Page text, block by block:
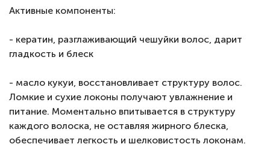
Активные компоненты:
- кератин, разглаживающий чешуйки волос, дарит
гладкость и блеск
- масло кукуи, восстановливает структуру волос.
Ломкие и сухие локоны получают увлажнение и
питание. Моментально впитывается в структуру
каждого волоска, не оставляя жирного блеска,
обеспечивает легкость и шелковистость локонам.